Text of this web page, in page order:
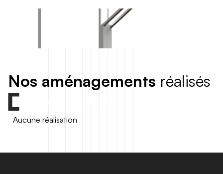
Nos aménagements réalisés
Aucune réalisation